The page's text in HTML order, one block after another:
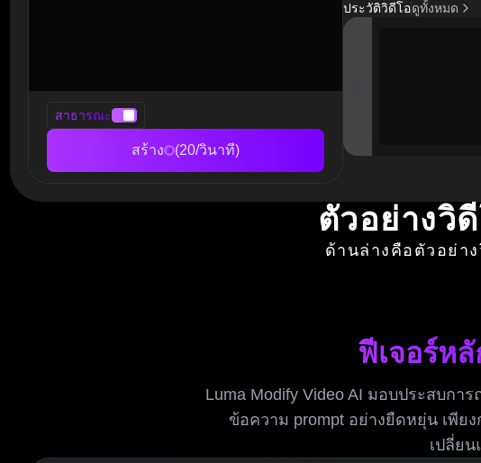
สาธารณะ
สร้าง (20/วินาที)
ประวัติวิดีโอดูทั้งหมด
ตัวอย่างวิ
ด้านล่างคือตัวอย่า
ฟีเจอร์ห
Luma Modify Video AI มอบประสบก
ข้อความ prompt อย่างยืดหยุ่น เพีย
เปลี่ย